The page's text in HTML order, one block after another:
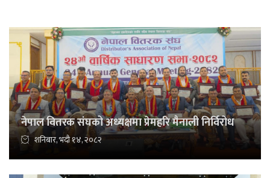
नेपाल वितरक संघको अध्यक्षमा प्रेमहरि मैनाली निर्विरोध
शनिबार, भदौ १४, २०८२